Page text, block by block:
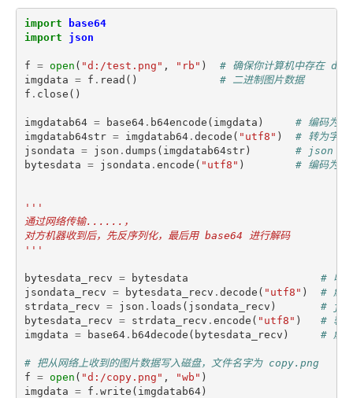
import
base64
import
json
f = open ( "d:/test.png" , "rb" )
# 确保你计算机中存在
imgdata = f . read ()
# 二进制图片数据
f . close ()
imgdatab64 = base64. b64encode ( imgdata )
# 编码为可
imgdatab64str = imgdatab64. decode ( "utf8" )
# 转为字符
jsondata = json . dumps ( imgdatab64str)
# json 序
bytesdata = jsondata . encode ( "utf8" ) # 编码为字
'''
通过网络传输......，
对方机器收到后，先反序列化，最后用 base64 进行解码
'''
bytesdata_recv = bytesdata
# 收到
jsondata_recv = bytesdata_recv . decode ( "utf8" )
# 解
strdata_recv = json . loads ( jsondata_recv )
#
bytesdata_recv = strdata_recv . encode ( "utf8" )
# 转
imgdata = base64. b64decode ( bytesdata_recv ) # 解
# 把从网络上收到的图片数据写入磁盘，文件名字为 copy.png
f = open ( "d:/copy.png" , "wb" )
imgdata = f . write ( imgdatab64)